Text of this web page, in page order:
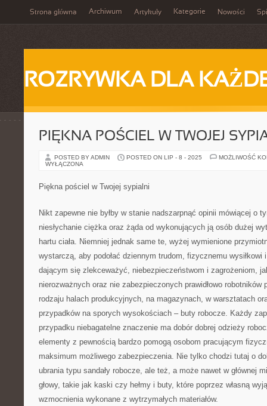
Strona główna Archiwum Artykuły Kategorie Nowości
ROZRYWKA DLA
PIĘKNA POŚCIEL W TWOJEJ
POSTED BY ADMIN POSTED ON LIP - 8 - 2025
MOŻLIWOŚĆ
WYŁĄCZONA
Piękna pościel w Twojej sypialni
Nikt zapewne nie byłby w stanie nadszarpnąć opinii mówiącej o
niesłychanie ciężka oraz żąda od wykonujących ją osób dużej
hartu ciała. Niemniej jednak same te, wyżej wymienione
wystarczą, aby podołać dziennym trudom, fizycznemu wysiłkowi
dającym się zlekceważyć, niebezpieczeństwom i zagrożeniom,
nierozważnych oraz nie zabezpieczonych prawidłowo robotników
rodzaju halach produkcyjnych, na magazynach, w warsztatach
przypadków na sporych wysokościach – buty robocze. Każdy
przypadku niebagatelne znaczenie ma dobór dobrej odzieży
elementy z pewnością bardzo pomogą osobom pracującym
maksimum możliwego zabezpieczenia. Nie tylko chodzi tutaj o
ubrania typu sandały robocze, ale też, a może nawet w głównej
głowy, takie jak kaski czy hełmy i buty, które poprzez własną
wzmocnienia wykonane z wytrzymałych materiałów.